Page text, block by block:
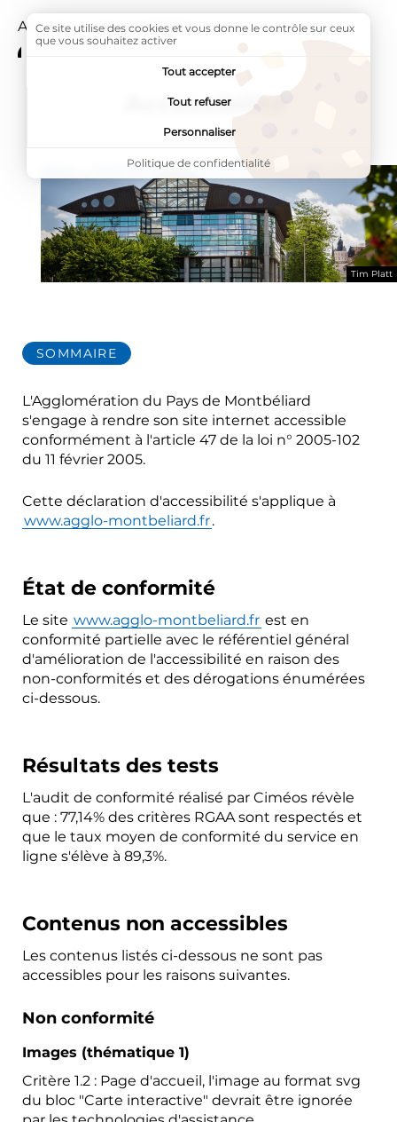
Accueil Page active :
Accessibilité
Tim Platt
Accessibilité
L'Agglomération du Pays de Montbéliard
s'engage à rendre son site internet accessible
conformément à l'article 47 de la loi n° 2005-102
du 11 février 2005.
Cette déclaration d'accessibilité s'applique à
www.agglo-montbeliard.fr.
État de conformité
Le site www.agglo-montbeliard.fr est en
conformité partielle avec le référentiel général
d'amélioration de l'accessibilité en raison des
non-conformités et des dérogations énumérées
ci-dessous.
Résultats des tests
L'audit de conformité réalisé par Ciméos révèle
que : 77,14% des critères RGAA sont respectés et
que le taux moyen de conformité du service en
ligne s'élève à 89,3%.
Contenus non accessibles
Les contenus listés ci-dessous ne sont pas
accessibles pour les raisons suivantes.
Non conformité
Images (thématique 1)
Critère 1.2 : Page d'accueil, l'image au format svg
du bloc "Carte interactive" devrait être ignorée
SOMMAIRE
Ce site utilise des cookies et vous donne le contrôle sur ceux
que vous souhaitez activer
Tout accepter
Tout refuser
Personnaliser
Politique de confidentialité